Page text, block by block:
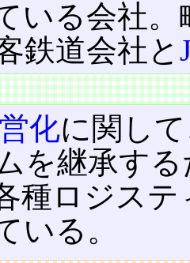
いる会社。
鉄道会社と
化に関し
を継承す
種ロジス
いる。